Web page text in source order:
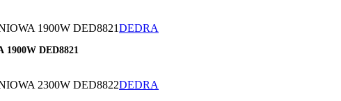
DEDRA
DED8821
DEDRA